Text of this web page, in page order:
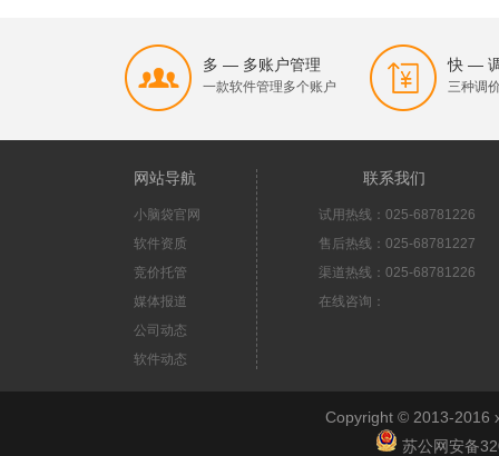
多 — 多账户管理
一款软件管理多个账户
快 —
三种调
网站导航
小脑袋官网
软件资质
竞价托管
媒体报道
公司动态
软件动态
联系我们
试用热线：025-68781226
售后热线：025-68781227
渠道热线：025-68781226
在线咨询：
Copyright © 2013-2016
苏公网安备